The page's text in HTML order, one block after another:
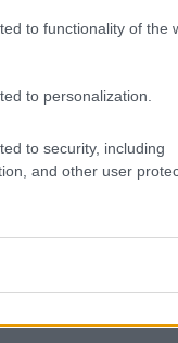
to functionality of the
to personalization.
to security, including
and other user
está
da Binance